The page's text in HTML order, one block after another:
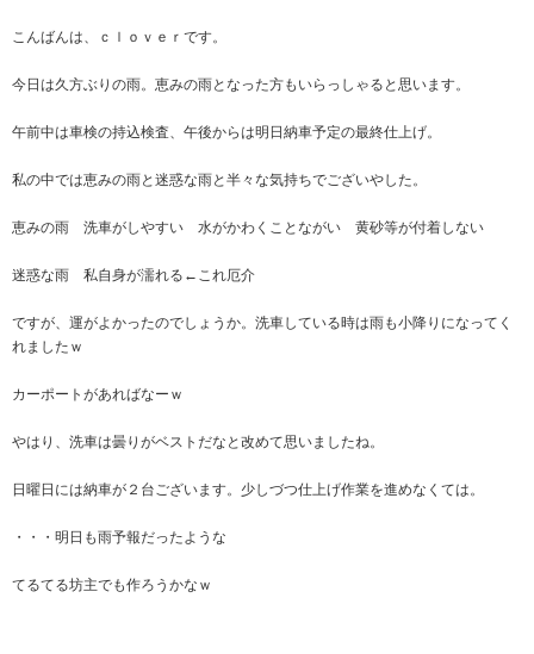
こんばんは、ｃｌｏｖｅｒです。
今日は久方ぶりの雨。恵みの雨となった方もいらっしゃると思います。
午前中は車検の持込検査、午後からは明日納車予定の最終仕上げ。
私の中では恵みの雨と迷惑な雨と半々な気持ちでございやした。
恵みの雨 洗車がしやすい 水がかわくことながい 黄砂等が付着しない
迷惑な雨 私自身が濡れる←これ厄介
ですが、運がよかったのでしょうか。洗車している時は雨も小降りになってく
れましたｗ
カーポートがあればなーｗ
やはり、洗車は曇りがベストだなと改めて思いましたね。
日曜日には納車が２台ございます。少しづつ仕上げ作業を進めなくては。
・・・明日も雨予報だったような
てるてる坊主でも作ろうかなｗ